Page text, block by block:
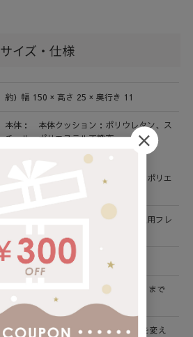
サイズ・仕様
約）幅 150 × 高さ 25 × 奥行き 11
本体： 本体クッション：ポリウレタン、ス
チール、ポリエステル不織布
カバー：ポリエステル100%
固定用フレーム：スチール
固定用プレート＆ベルト：スチール、ポリエ
本体クッション×１、カバー×１、固定用フレ
中国
キングサイズベッドの幅（約180cm）まで
マットレス厚み 約15～25cm
FLEXIBLEフレキシブル（柔軟）に形を変え